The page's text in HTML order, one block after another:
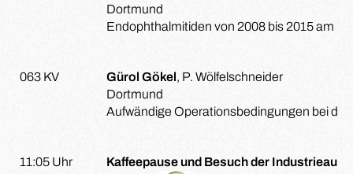
Dortmund
Endophthalmitiden von 2008 bis 2015 am
063 KV Gürol Gökel, P. Wölfelschneider
Dortmund
Aufwändige Operationsbedingungen bei
11:05 Uhr
Kaffeepause und Besuch der